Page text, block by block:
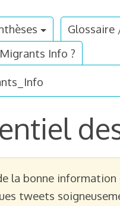
Glossaire
Migrants Info ?
la bonne information
tweets